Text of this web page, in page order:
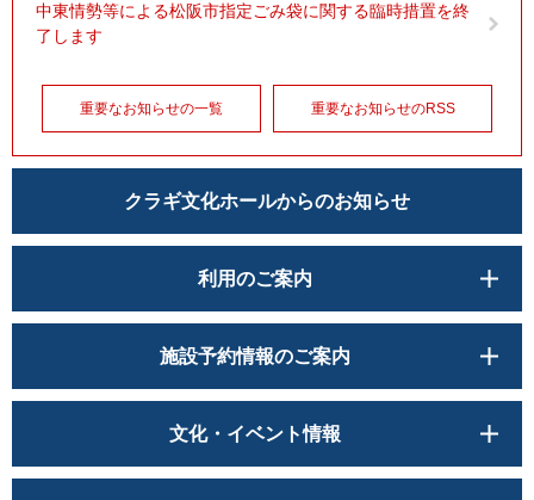
中東情勢等による松阪市指定ごみ袋に関する臨時措置を終
了します
重要なお知らせの一覧 重要なお知らせのRSS
クラギ文化ホールからのお知らせ
利用のご案内
施設予約情報のご案内
文化・イベント情報